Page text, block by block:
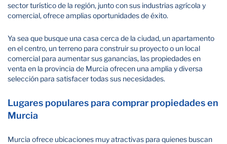
sector turístico de la región, junto con sus industrias agrícola y
comercial, ofrece amplias oportunidades de éxito.
Ya sea que busque una casa cerca de la ciudad, un apartamento
en el centro, un terreno para construir su proyecto o un local
comercial para aumentar sus ganancias, las propiedades en
venta en la provincia de Murcia ofrecen una amplia y diversa
selección para satisfacer todas sus necesidades.
Lugares populares para comprar propiedades en
Murcia
Murcia ofrece ubicaciones muy atractivas para quienes buscan